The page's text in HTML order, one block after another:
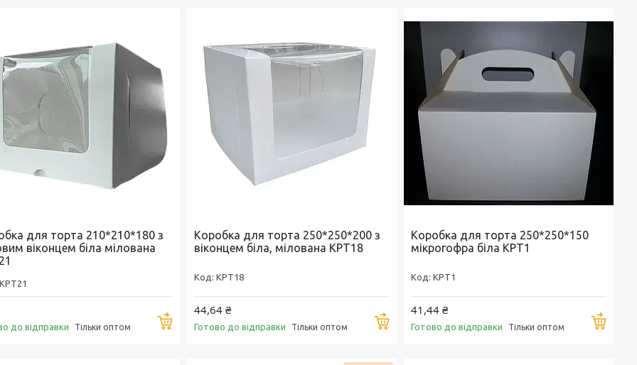
для торта 210*210*180 з
віконцем біла мілована
KPT21
до відправки Тільки оптом Купити
Коробка для торта 250*250*200 з
віконцем біла, мілована KPT18
KPT18
44,64 ₴
Готово до відправки Тільки оптом Купити
Коробка для торта 250*250*150
мікрогофра біла KPT1
KPT1
41,44 ₴
Готово до відправки Тільки оптом